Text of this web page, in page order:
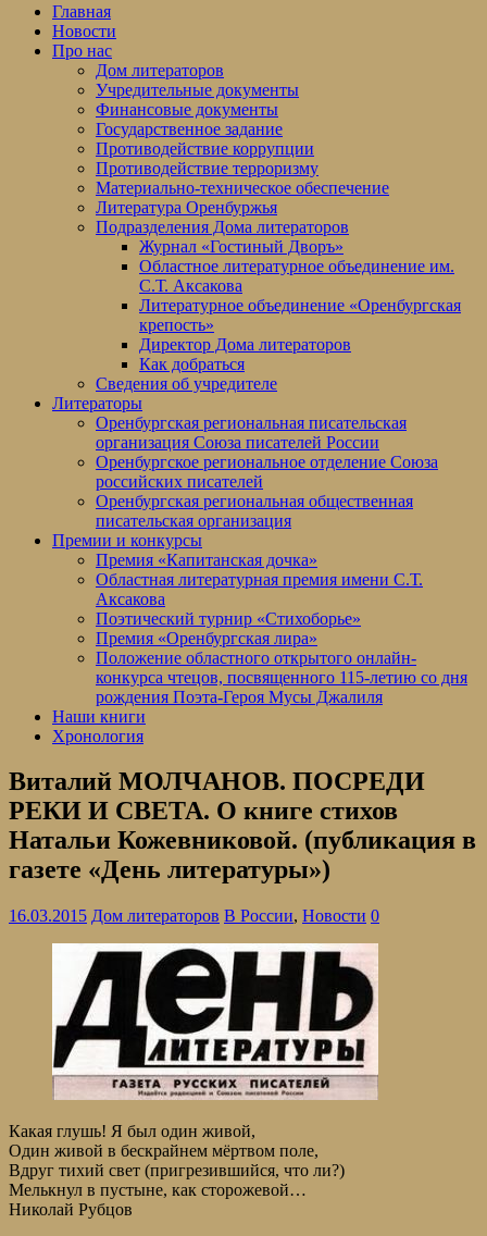
Главная
Новости
Про нас
Дом литераторов
Учредительные документы
Финансовые документы
Государственное задание
Противодействие коррупции
Противодействие терроризму
Материально-техническое обеспечение
Литература Оренбуржья
Подразделения Дома литераторов
Журнал «Гостиный Дворъ»
Областное литературное объединение им.
С.Т. Аксакова
Литературное объединение «Оренбургская
крепость»
Директор Дома литераторов
Как добраться
Сведения об учредителе
Литераторы
Оренбургская региональная писательская
организация Союза писателей России
Оренбургское региональное отделение Союза
российских писателей
Оренбургская региональная общественная
писательская организация
Премии и конкурсы
Премия «Капитанская дочка»
Областная литературная премия имени С.Т.
Аксакова
Поэтический турнир «Стихоборье»
Премия «Оренбургская лира»
Положение областного открытого онлайн-
конкурса чтецов, посвященного 115-летию со дня
рождения Поэта-Героя Мусы Джалиля
Наши книги
Хронология
Виталий МОЛЧАНОВ. ПОСРЕДИ
РЕКИ И СВЕТА. О книге стихов
Натальи Кожевниковой. (публикация в
газете «День литературы»)
16.03.2015 Дом литераторов В России, Новости 0
Какая глушь! Я был один живой,
Один живой в бескрайнем мёртвом поле,
Вдруг тихий свет (пригрезившийся, что ли?)
Мелькнул в пустыне, как сторожевой…
Николай Рубцов